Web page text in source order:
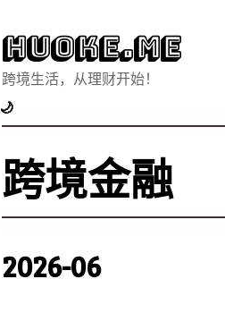
Huoke.Me
跨境生活，从理财开始！
🌙
跨境金融
2026-06